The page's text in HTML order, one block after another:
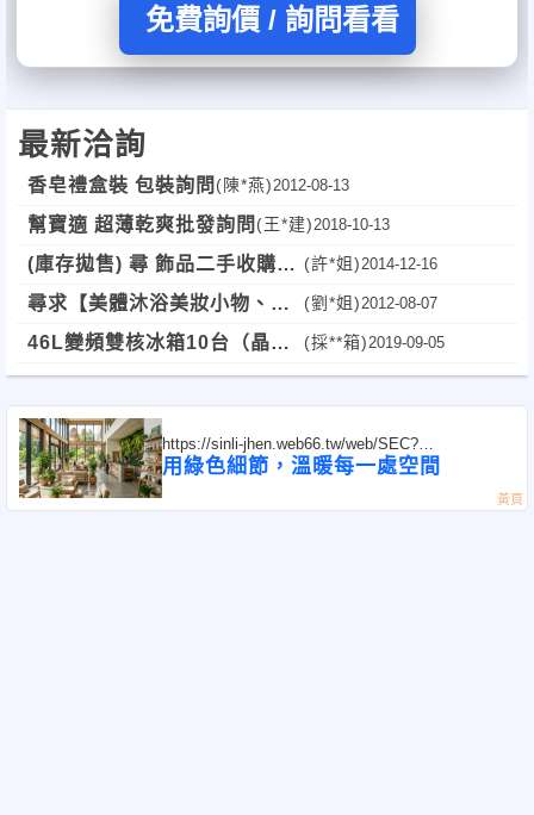
免費詢價 / 詢問看看
最新洽詢
香皂禮盒裝 包裝詢問 (陳*燕)2012-08-13
幫寶適 超薄乾爽批發詢問 (王*建)2018-10-13
(庫存拋售) 尋 飾品二手收購
(日系飾品)(全台皆可)
(許*姐)2014-12-16
尋求【美體沐浴美妝小物、環
保清潔】供應商
(劉*姐)2012-08-07
46L變頻雙核冰箱10台（晶
華）
(採**箱)2019-09-05
https://sinli-jhen.web66.tw/web/SEC?
postId=1356086
用綠色細節，溫暖每一處空間